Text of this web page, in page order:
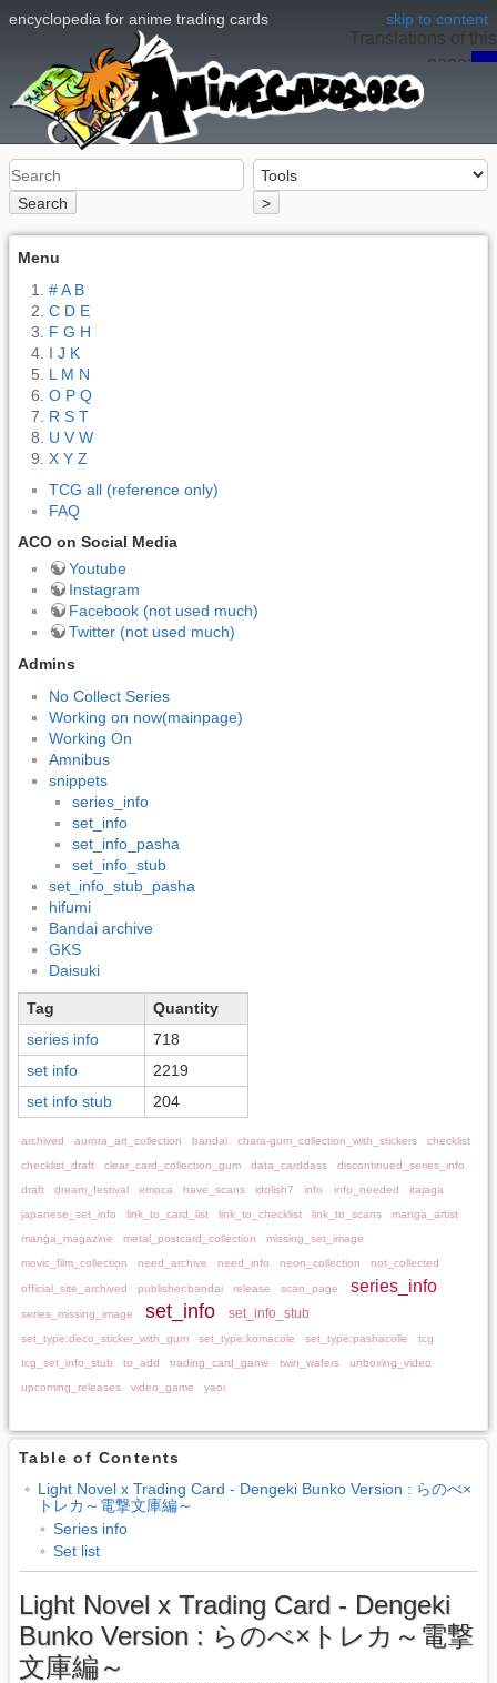
skip to content
encyclopedia for anime trading cards
Search >
Translations of this
page: en
Menu
# A B
C D E
F G H
I J K
L M N
O P Q
R S T
U V W
X Y Z
TCG all (reference only)
FAQ
ACO on Social Media
Youtube
Instagram
Facebook (not used much)
Twitter (not used much)
Admins
No Collect Series
Working on now(mainpage)
Working On
Amnibus
snippets
series_info
set_info
set_info_pasha
set_info_stub
set_info_stub_pasha
hifumi
Bandai archive
GKS
Daisuki
Tag
Quantity
series info
718
set info
2219
set info stub
204
archived aurora_art_collection bandai chara-gum_collection_with_stickers
checklist
checklist_draft
clear_card_collection_gum data_carddass
discontinued_series_info
draft
dream_festival emoca have_scans idolish7 info info_needed
itajaga
japanese_set_info
link_to_card_list link_to_checklist link_to_scans
manga_artist
manga_magazine
metal_postcard_collection
missing_set_image
movic_film_collection
need_archive need_info neon_collection not_collected
official_site_archived publisher:bandai release scan_page series_info
series_missing_image set_info set_info_stub
set_type:deco_sticker_with_gum set_type:komacole set_type:pashacolle
tcg
tcg_set_info_stub
to_add trading_card_game twin_wafers
unboxing_video
upcoming_releases
video_game yaoi
Table of Contents
Light Novel x Trading Card - Dengeki Bunko Version : らのべ×
トレカ～電撃文庫編～
Series info
Set list
Light Novel x Trading Card - Dengeki
Bunko Version : らのべ×トレカ～電撃
文庫編～